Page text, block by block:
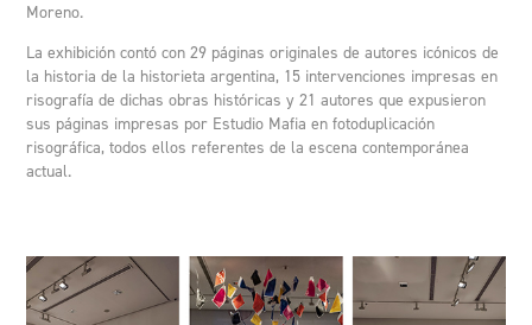
Moreno.
La exhibición contó con 29 páginas originales de autores icónicos de
la historia de la historieta argentina, 15 intervenciones impresas en
risografía de dichas obras históricas y 21 autores que expusieron
sus páginas impresas por Estudio Mafia en fotoduplicación
risográfica, todos ellos referentes de la escena contemporánea
actual.